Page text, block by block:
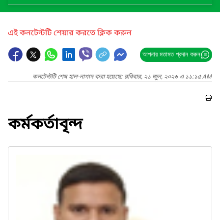
এই কনটেন্টটি শেয়ার করতে ক্লিক করুন
আপনার মতামত প্রদান করুন
কনটেন্টটি শেষ হাল-নাগাদ করা হয়েছে: রবিবার, ২১ জুন, ২০২৬ এ ১১:১৫ AM
কর্মকর্তাবৃন্দ